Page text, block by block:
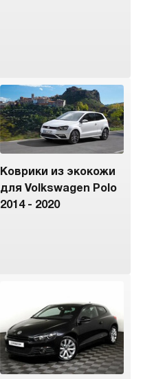
Коврики из экокожи
для Volkswagen Polo
2014 - 2020